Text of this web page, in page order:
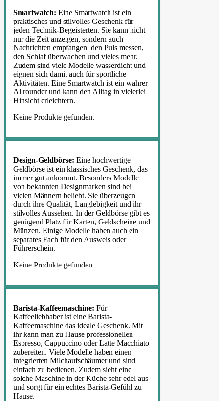
Smartwatch: Eine Smartwatch ist ein
praktisches und stilvolles Geschenk für
jeden Technik-Begeisterten. Sie kann nicht
nur die Zeit anzeigen, sondern auch
Nachrichten empfangen, den Puls messen,
den Schlaf überwachen und vieles mehr.
Zudem sind viele Modelle wasserdicht und
eignen sich damit auch für sportliche
Aktivitäten. Eine Smartwatch ist ein wahrer
Allrounder und kann den Alltag in vielerlei
Hinsicht erleichtern.
Keine Produkte gefunden.
Design-Geldbörse: Eine hochwertige
Geldbörse ist ein klassisches Geschenk, das
immer gut ankommt. Besonders Modelle
von bekannten Designmarken sind bei
vielen Männern beliebt. Sie überzeugen
durch ihre Qualität, Langlebigkeit und ihr
stilvolles Aussehen. In der Geldbörse gibt es
genügend Platz für Karten, Geldscheine und
Münzen. Einige Modelle haben auch ein
separates Fach für den Ausweis oder
Führerschein.
Keine Produkte gefunden.
Barista-Kaffeemaschine: Für
Kaffeeliebhaber ist eine Barista-
Kaffeemaschine das ideale Geschenk. Mit
ihr kann man zu Hause professionellen
Espresso, Cappuccino oder Latte Macchiato
zubereiten. Viele Modelle haben einen
integrierten Milchaufschäumer und sind
einfach zu bedienen. Zudem sieht eine
solche Maschine in der Küche sehr edel aus
und sorgt für ein echtes Barista-Gefühl zu
Hause.